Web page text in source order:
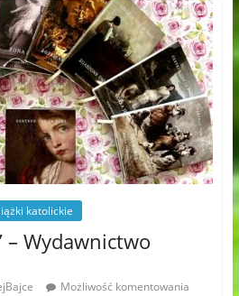
katolickie
– Wydawnictwo
Możliwość komentowania